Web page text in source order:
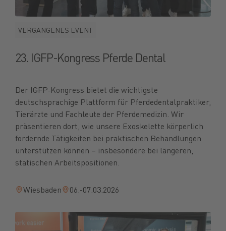
VERGANGENES EVENT
23. IGFP-Kongress Pferde Dental
Der IGFP‑Kongress bietet die wichtigste
deutschsprachige Plattform für Pferdedentalpraktiker,
Tierärzte und Fachleute der Pferdemedizin. Wir
präsentieren dort, wie unsere Exoskelette körperlich
fordernde Tätigkeiten bei praktischen Behandlungen
unterstützen können – insbesondere bei längeren,
statischen Arbeitspositionen.
Wiesbaden 06.-07.03.2026